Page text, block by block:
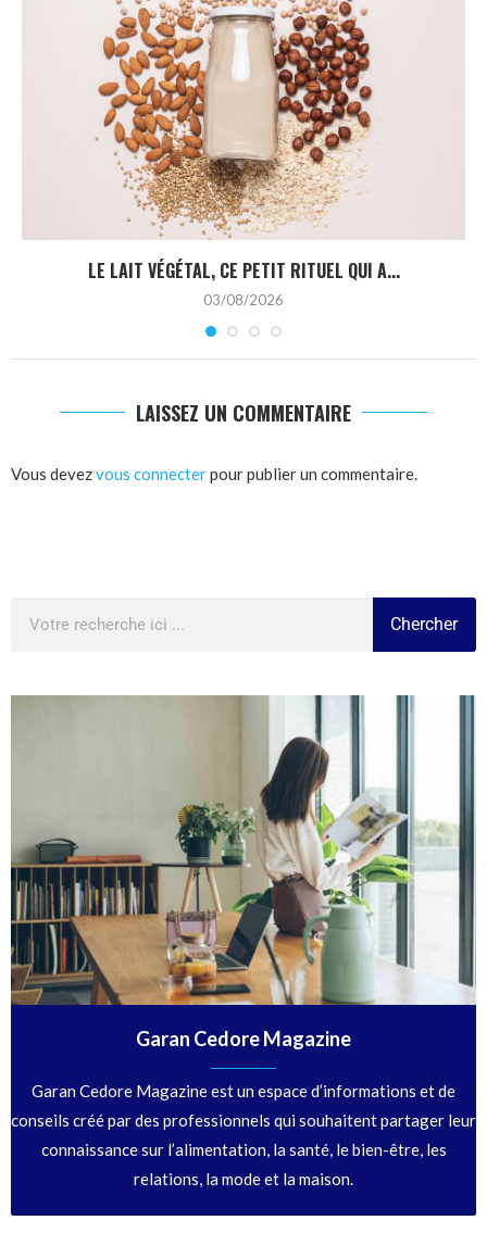
LE LAIT VÉGÉTAL, CE PETIT RITUEL QUI A...
03/08/2026
LAISSEZ UN COMMENTAIRE
Vous devezvous connecterpour publier un commentaire.
Chercher
Garan Cedore Magazine
Garan Cedore Magazine est un espace d’informations et de
conseils créé par des professionnels qui souhaitent partager leur
connaissance sur l’alimentation, la santé, le bien-être, les
relations, la mode et la maison.